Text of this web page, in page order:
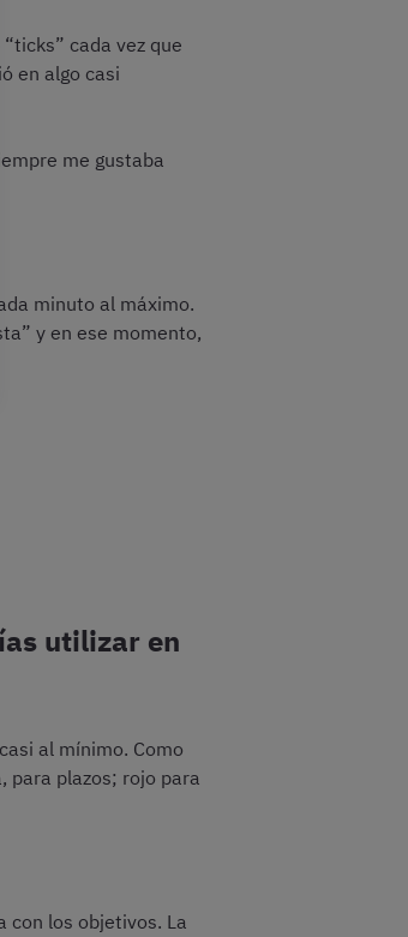
cada vez que
en algo casi
me gustaba
minuto al máximo.
y en ese momento,
utilizar en
al mínimo. Como
para plazos; rojo para
con los objetivos. La